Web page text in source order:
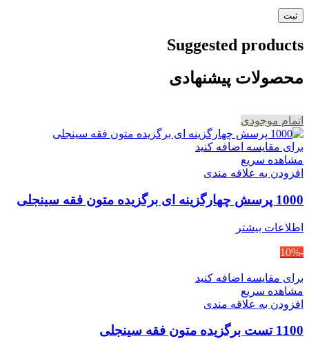
Suggested products
محصولات پیشنهادی
اتمام موجودی
برای مقایسه اضافه کنید
مشاهده سریع
افزودن به علاقه مندی
1000 پرسش چهارگزینه ای برگزیده متون فقه سینجلی
اطلاعات بیشتر
-10%
برای مقایسه اضافه کنید
مشاهده سریع
افزودن به علاقه مندی
1100 تست برگزیده متون فقه سینجلی